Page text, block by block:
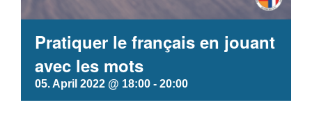
Pratiquer le français en jouant
avec les mots
05. April 2022 @ 18:00 - 20:00